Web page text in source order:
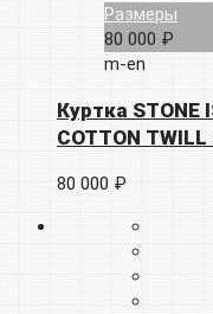
Размеры
80 000 ₽
m-en
Куртка STONE
COTTON
80 000 ₽